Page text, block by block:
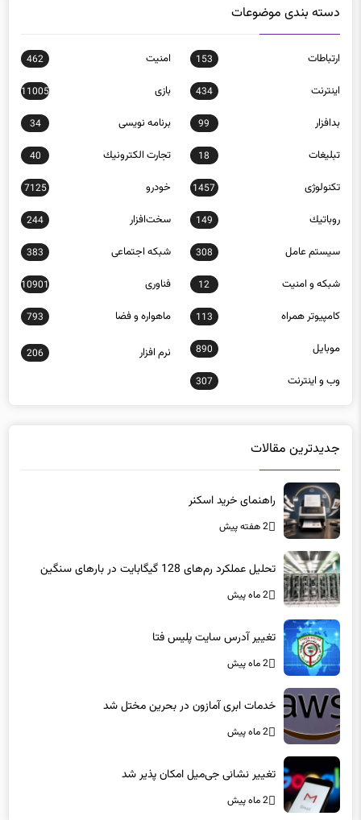
ارتباطات
اينترنت 434 بازی 11005
بدافزار 99 برنامه نويسی 34
تبلیغات 18 تجارت الكترونيك 40
تکنولوژی 1457 خودرو 7125
روباتيك 149 سخت‌افزار 244
سيستم عامل 308 شبكه اجتماعی 383
شبكه و امنيت 12 فناوری 10901
كامپيوتر همراه 113 ماهواره و فضا 793
موبايل 890
206
وب و اينترنت 307
2 هفته پیش
2 ماه پیش
2 ماه پیش
2 ماه پیش
2 ماه پیش